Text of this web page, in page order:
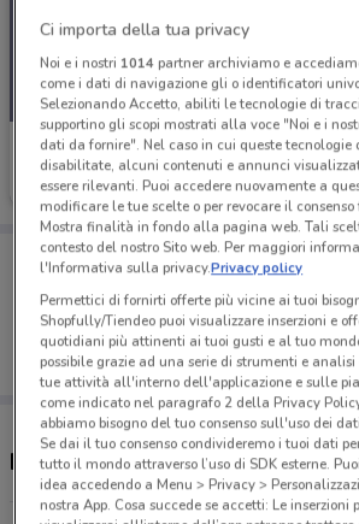
Uci Cinemas
Scade il 20/09
Porta DoveConviene sempre con
Puoi trovare le migliori offerte dei
salvarle e creare la tua lista del
dal tuo cellulare.
SCARICA
Negozi Uci Cinemas a Varese
Ci importa della tua privacy
Noi e i nostri 1014partner archiviamo e
come i dati di navigazione gli o identificatori
Selezionando Accetto, abiliti le tecnologie di
supportino gli scopi mostrati alla voce "Noi e i
dati da fornire". Nel caso in cui queste tecnologie
disabilitate, alcuni contenuti e annunci
essere rilevanti. Puoi accedere nuovamente a
modificare le tue scelte o per revocare il
Mostra finalità in fondo alla pagina web. Tali
contesto del nostro Sito web. Per maggiori
l'Informativa sulla privacy.Privacy policy
Permettici di fornirti offerte più vicine ai tuoi
Shopfully/Tiendeo puoi visualizzare inserzioni e
quotidiani più attinenti ai tuoi gusti e al tuo
possibile grazie ad una serie di strumenti e
tue attività all'interno dell'applicazione e sulle
come indicato nel paragrafo 2 della Privacy
abbiamo bisogno del tuo consenso sull'uso dei
Se dai il tuo consenso condivideremo i tuoi dati
tutto il mondo attraverso l’uso di SDK esterne.
idea accedendo a Menu > Privacy >
nostra App. Cosa succede se accetti: Le inserzioni